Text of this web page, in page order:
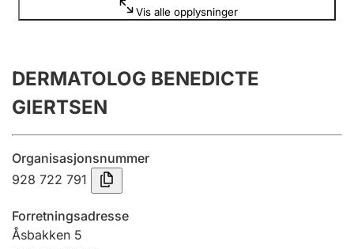
Årsregnskap
Innsending og forsinkelsesgebyr
Tinglysing
Jeger
Betaling og jegeravgiftskort
Vis alle opplysninger
DERMATOLOG BENEDICTE
GIERTSEN
Organisasjonsnummer
928 722 791
Forretningsadresse
Åsbakken 5